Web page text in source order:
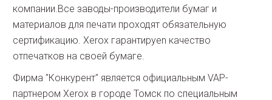
компании.Все заводы-производители бумаг и
материалов для печати проходят обязательную
сертификацию. Xerox гарантируеn качество
отпечатков на своей бумаге.
Фирма "Конкурент" является официальным VAP-
партнером Xerox в городе Томск по специальным